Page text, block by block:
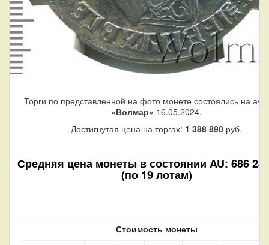
Торги по представленной на фото монете состоялись на
«Волмар» 16.05.2024.
Достигнутая цена на торгах: 1 388 890 руб.
Средняя цена монеты в состоянии AU: 686
(по 19 лотам)
Стоимость монеты